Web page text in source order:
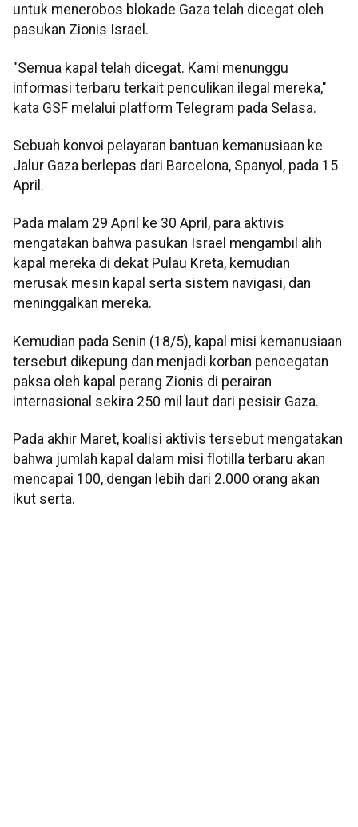
untuk menerobos blokade Gaza telah dicegat oleh
pasukan Zionis Israel.
"Semua kapal telah dicegat. Kami menunggu
informasi terbaru terkait penculikan ilegal mereka,"
kata GSF melalui platform Telegram pada Selasa.
Sebuah konvoi pelayaran bantuan kemanusiaan ke
Jalur Gaza berlepas dari Barcelona, Spanyol, pada 15
April.
Pada malam 29 April ke 30 April, para aktivis
mengatakan bahwa pasukan Israel mengambil alih
kapal mereka di dekat Pulau Kreta, kemudian
merusak mesin kapal serta sistem navigasi, dan
meninggalkan mereka.
Kemudian pada Senin (18/5), kapal misi kemanusiaan
tersebut dikepung dan menjadi korban pencegatan
paksa oleh kapal perang Zionis di perairan
internasional sekira 250 mil laut dari pesisir Gaza.
Pada akhir Maret, koalisi aktivis tersebut mengatakan
bahwa jumlah kapal dalam misi flotilla terbaru akan
mencapai 100, dengan lebih dari 2.000 orang akan
ikut serta.